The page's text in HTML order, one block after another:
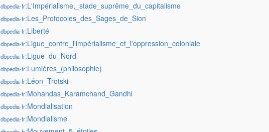
dbpedia-fr:L'Impérialisme,_stade_suprême_du_capitalisme
dbpedia-fr:Les_Protocoles_des_Sages_de_Sion
dbpedia-fr:Liberté
dbpedia-fr:Ligue_contre_l'impérialisme_et_l'oppression_coloniale
dbpedia-fr:Ligue_du_Nord
dbpedia-fr:Lumières_(philosophie)
dbpedia-fr:Léon_Trotski
dbpedia-fr:Mohandas_Karamchand_Gandhi
dbpedia-fr:Mondialisation
dbpedia-fr:Mondialisme